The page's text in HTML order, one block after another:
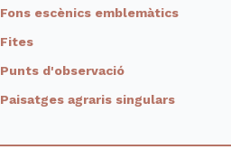
Fons escènics emblemàtics
Fites
Punts d'observació
Paisatges agraris singulars